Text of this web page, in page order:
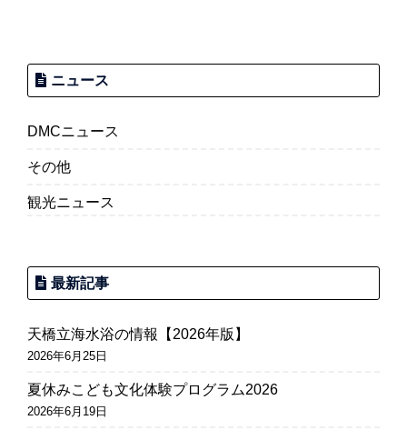
ニュース
DMCニュース
その他
観光ニュース
最新記事
天橋立海水浴の情報【2026年版】
2026年6月25日
夏休みこども文化体験プログラム2026
2026年6月19日